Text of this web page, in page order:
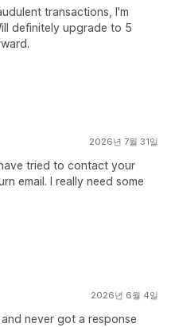
transactions, I'm
definitely upgrade to 5
2026년 7월 31일
tried to contact your
email. I really need some
2026년 6월 4일
never got a response